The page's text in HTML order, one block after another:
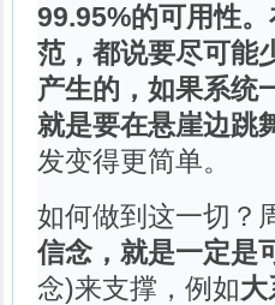
99.95%的可用性
范，都说要尽可能
产生的，如果系统
就是要在悬崖边跳
发变得更简单。
如何做到这一切？
信念，就是一定是
念)来支撑，例如大